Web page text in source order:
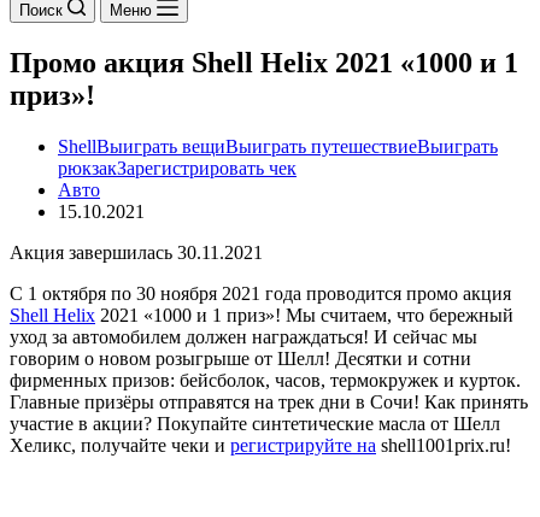
Поиск Меню
Промо акция Shell Helix 2021 «1000 и 1
приз»!
ShellВыиграть вещиВыиграть путешествиеВыиграть
рюкзакЗарегистрировать чек
Авто
15.10.2021
Акция завершилась 30.11.2021
С 1 октября по 30 ноября 2021 года проводится промо акция
Shell Helix 2021 «1000 и 1 приз»! Мы считаем, что бережный
уход за автомобилем должен награждаться! И сейчас мы
говорим о новом розыгрыше от Шелл! Десятки и сотни
фирменных призов: бейсболок, часов, термокружек и курток.
Главные призёры отправятся на трек дни в Сочи! Как принять
участие в акции? Покупайте синтетические масла от Шелл
Хеликс, получайте чеки и регистрируйте на shell1001prix.ru!